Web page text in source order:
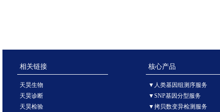
相关链接
天昊生物
天昊诊断
天昊检验
核心产品
▼人类基因组测序服务
▼SNP基因分型服务
▼拷贝数变异检测服务